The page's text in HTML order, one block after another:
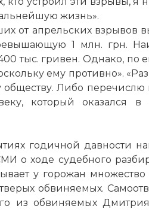
жизнь».
от апрельских взрывов
1 млн. грн.
тыс. гривен. Однако, по
ему противно».
Либо перечислю
который оказался в
годичной давности
о ходе судебного
у горожан множество
обвиняемых.
из обвиняемых